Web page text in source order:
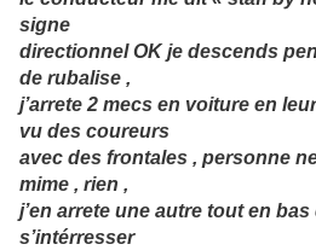
signe
directionnel OK je descends
de rubalise ,
j’arrete 2 mecs en voiture en
vu des coureurs
avec des frontales , personne
mime , rien ,
j’en arrete une autre tout en
s’intérresser